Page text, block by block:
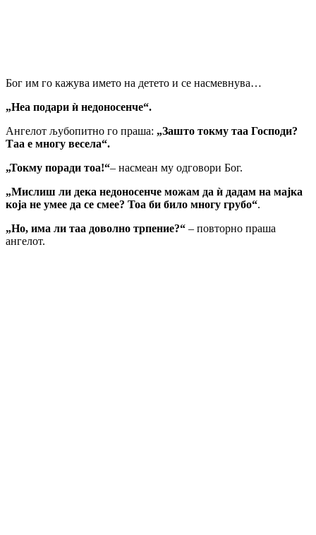
Бог им го кажува името на детето и се насмевнува…
„Неа подари ѝ недоносенче“.
Ангелот љубопитно го праша: „Зашто токму таа Господи?
Таа е многу весела“.
„Токму поради тоа!“– насмеан му одговори Бог.
„Мислиш ли дека недоносенче можам да ѝ дадам на мајка
која не умее да се смее? Тоа би било многу грубо“.
„Но, има ли таа доволно трпение?“ – повторно праша
ангелот.